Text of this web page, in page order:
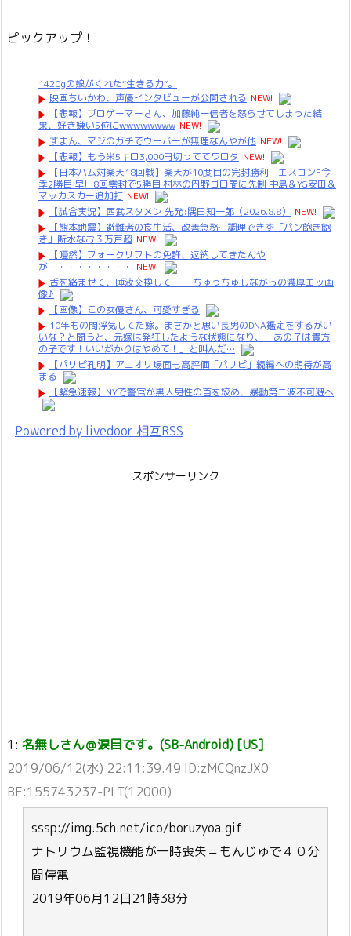
ピックアップ！
1420gの娘がくれた“生きる力”。
映画ちいかわ、声優インタビューが公開される NEW!
【悲報】プロゲーマーさん、加藤純一信者を怒らせてしまった結
果、好き嫌い5位にwwwwwwww NEW!
すまん、マジのガチでウーバーが無理なんやが他 NEW!
【悲報】もう米5キロ3,000円切っててワロタ NEW!
【日本ハム対楽天18回戦】楽天が10度目の完封勝利！エスコンF今
季2勝目 早川8回零封で5勝目 村林の内野ゴロ間に先制 中島＆YG安田＆
マッカスカー追加打 NEW!
【試合実況】西武スタメン 先発:隅田知一郎（2026.8.8）
NEW!
【熊本地震】避難者の食生活、改善急務…調理できず「パン飽き飽
き」断水なお３万戸超 NEW!
【唖然】フォークリフトの免許、返納してきたんや
が・・・・・・・・・
NEW!
舌を絡ませて、唾液交換して── ちゅっちゅしながらの濃厚エッ画
像♪
【画像】この女優さん、可愛すぎる
10年もの間浮気してた嫁。まさかと思い長男のDNA鑑定をするがい
いな？と問うと、元嫁は発狂したような状態になり、「あの子は貴方
の子です！いいがかりはやめて！」と叫んだ…
【パリピ孔明】アニオリ場面も高評価「パリピ」続編への期待が高
まる
【緊急速報】NYで警官が黒人男性の首を絞め、暴動第二波不可避へ
Powered by livedoor 相互RSS
スポンサーリンク
1: 名無しさん＠涙目です。(SB-Android) [US]
2019/06/12(水) 22:11:39.49 ID:zMCQnzJX0
BE:155743237-PLT(12000)
sssp://img.5ch.net/ico/boruzyoa.gif
ナトリウム監視機能が一時喪失＝もんじゅで４０分
間停電
2019年06月12日21時38分